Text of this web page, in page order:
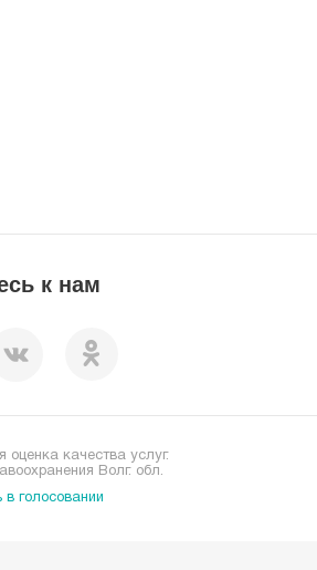
«МЕДСИ СЕГОДНЯ»
к нам
оценка качества услуг.
Волг. обл.
в голосовании